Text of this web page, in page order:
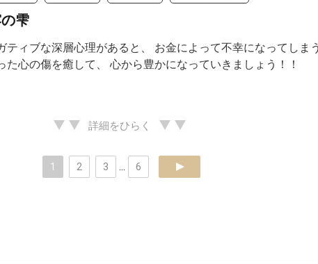
雫
ティブな深層心理があると、 お金によって不幸になってしま
た心の傷を癒して、 心から豊かになっていきましょう！！
詳細をひらく
1 2 3 6 next